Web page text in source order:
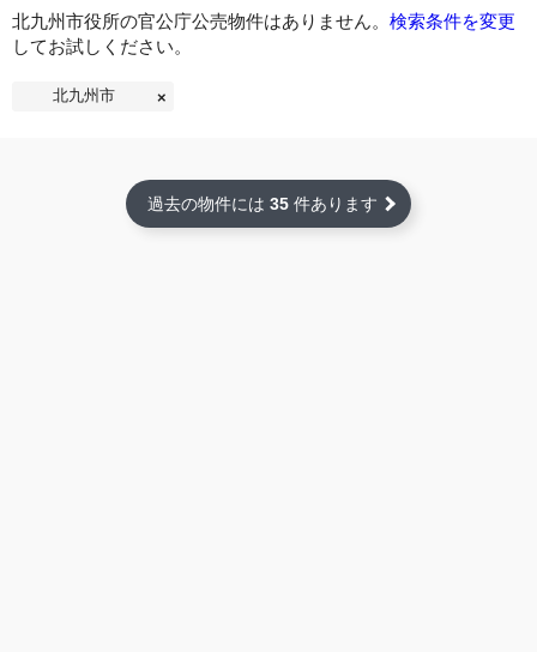
北九州市役所の官公庁公売物件はありません。 検索条件を変更
してお試しください。
北九州市
過去の物件には 35 件あります